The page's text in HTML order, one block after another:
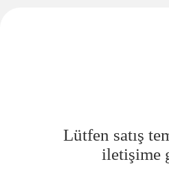
Lütfen satış
iletişime